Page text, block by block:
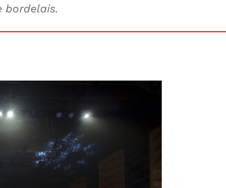
bordelais.